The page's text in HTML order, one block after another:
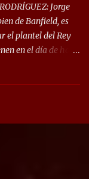
Jorge
de Banfield, es
el plantel del Rey
en el día de hoy
se sabe, Banfield
cifra cercana a los
del Banfield y